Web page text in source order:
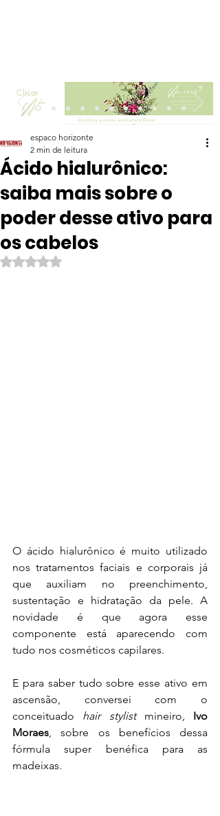
Clicar
Ácido hialurônico:
saiba mais sobre o
poder desse ativo para
os cabelos
espaco horizonte
2 min de leitura
Avaliado com NaN de 5 estrelas.
O ácido hialurônico é muito utilizado
nos tratamentos faciais e corporais já
que auxiliam no preenchimento,
sustentação e hidratação da pele. A
novidade é que agora esse
componente está aparecendo com
tudo nos cosméticos capilares.
E para saber tudo sobre esse ativo em
ascensão, conversei com o
conceituado hair stylist mineiro, Ivo
Moraes, sobre os benefícios dessa
fórmula super benéfica para as
madeixas.